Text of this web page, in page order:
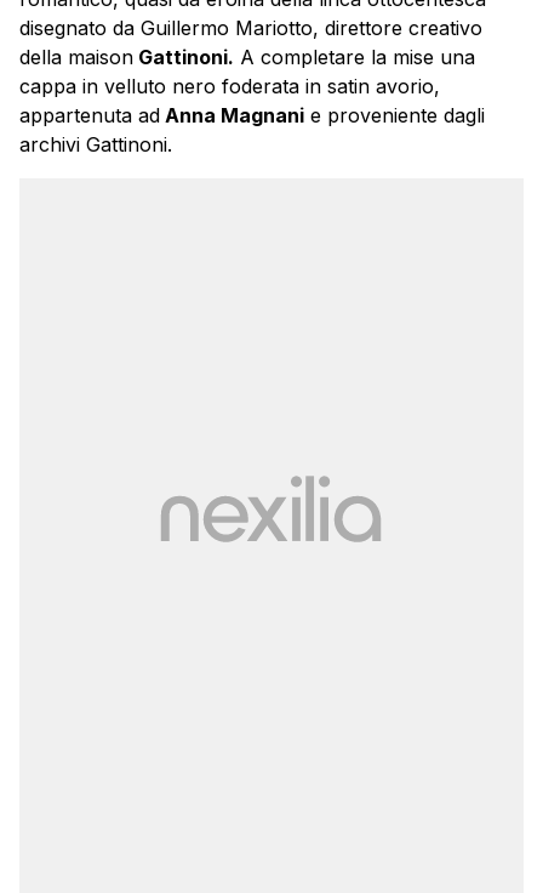
disegnato da Guillermo Mariotto, direttore creativo
della maison Gattinoni. A completare la mise una
cappa in velluto nero foderata in satin avorio,
appartenuta ad Anna Magnani e proveniente dagli
archivi Gattinoni.